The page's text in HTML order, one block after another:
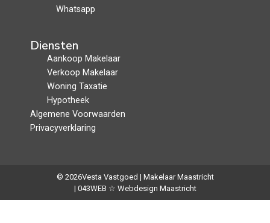
Whatsapp
Diensten
Aankoop Makelaar
Verkoop Makelaar
Woning Taxatie
Hypotheek
Algemene Voorwaarden
Privacyverklaring
© 2026Vesta Vastgoed | Makelaar Maastricht
| 043WEB ☆ Webdesign Maastricht